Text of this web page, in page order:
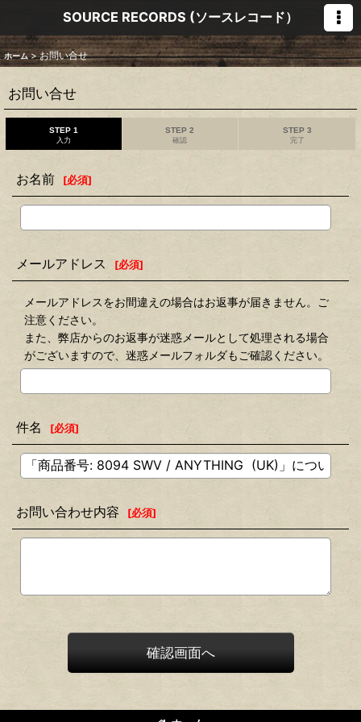
SOURCE RECORDS (ソースレコード）
ホーム > お問い合せ
お問い合せ
STEP 1
入力
STEP 2
確認
STEP 3
完了
お名前 [必須]
メールアドレス [必須]
メールアドレスをお間違えの場合はお返事が届きません。ご
注意ください。
また、弊店からのお返事が迷惑メールとして処理される場合
がございますので、迷惑メールフォルダもご確認ください。
件名 [必須]
お問い合わせ内容 [必須]
確認画面へ